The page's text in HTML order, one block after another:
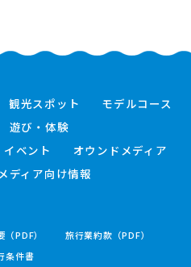
観光スポット
モデルコース
遊び・体験
イベント
オウンドメディア
メディア向け情報
（PDF）
旅行業約款（PDF）
条件書